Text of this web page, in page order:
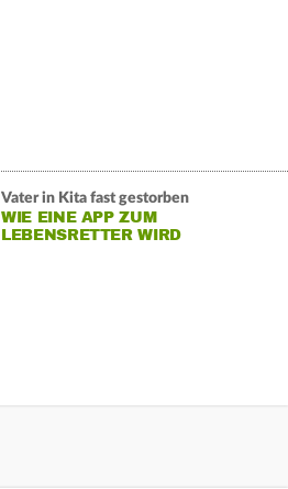
Vater in Kita fast gestorben
WIE EINE APP ZUM
LEBENSRETTER WIRD